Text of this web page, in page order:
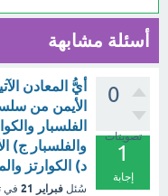
أسئلة مشابهة
0
تصويتات
1
إجابة
أيُّ المعادن
الأيمن من
الفلسبار
والفلسبار ج)
د) الكوارتز
سُئل فبراير 21 في